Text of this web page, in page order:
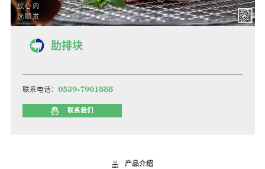
肋排块
联系电话： 0539-7901888
联系我们
产品介绍